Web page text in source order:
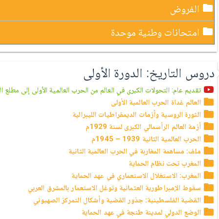
الفروض
امتحانات وطنية موحدة
دروس التاريخ: الدورة الأولى
تقديم عام: التحولات الكبرى في العالم من الحرب العالمية الأولى إلى مطلع
العالم غداة الحرب العالمية الأولى
الثورة الروسية وأزمات الديمقراطيات الليبرالية
أزمة العالم الرأسمالي الكبرى لسنة 1929م
الحرب العالمية الثانية 1939 – 1945م
ملف: مساهمة المغاربة في الحرب العالمية الثانية
المغرب تحت نظام الحماية
المغرب: الاستغلال الاستعماري في عهد الحماية
سقوط الإمبراطورية العثمانية وتوغل الاستعمار بالمشرق العربي
القضية الفلسطينية: جذور القضية وأشكال التمركز الصهيوني
الوضع الدولي لمدينة طنجة في عهد الحماية